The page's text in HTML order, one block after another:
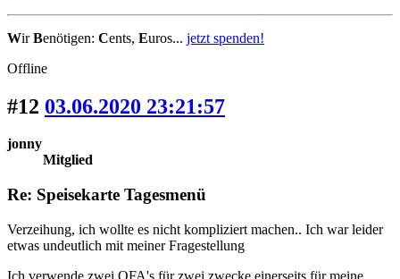
WirBenötigen: Cents, Euros... jetzt spenden!
Offline
#12 03.06.2020 23:21:57
jonny
Mitglied
Re: Speisekarte Tagesmenü
Verzeihung, ich wollte es nicht kompliziert machen.. Ich war leider
etwas undeutlich mit meiner Fragestellung
Ich verwende zwei OFA's für zwei zwecke einerseits für meine